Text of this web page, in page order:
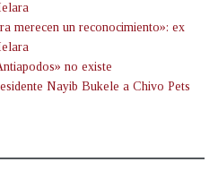
merecen un reconocimiento»: ex
no existe
Nayib Bukele a Chivo Pets